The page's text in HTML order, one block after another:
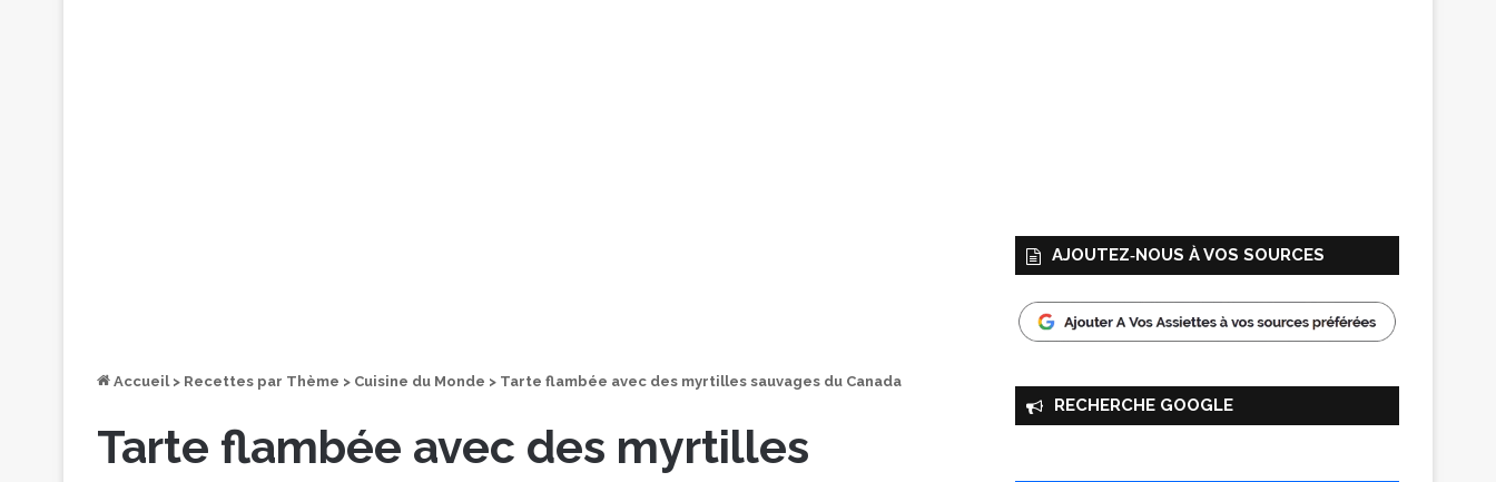
Accueil > Recettes par Thème > Cuisine du Monde > Tarte flambée avec des myrtilles sauvages du Canada
Tarte flambée avec des myrtilles
AJOUTEZ‑NOUS À VOS SOURCES
RECHERCHE GOOGLE